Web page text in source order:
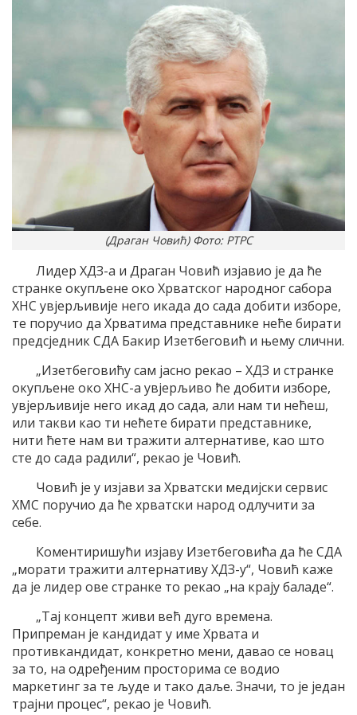
(Драган Човић) Фото: РТРС
Лидер ХДЗ-а и Драган Човић изјавио је да ће
странке окупљене око Хрватског народног сабора
ХНС увјерљивије него икада до сада добити изборе,
те поручио да Хрватима представнике неће бирати
предсједник СДА Бакир Изетбеговић и њему слични.
„Изетбеговићу сам јасно рекао – ХДЗ и странке
окупљене око ХНС-а увјерљиво ће добити изборе,
увјерљивије него икад до сада, али нам ти нећеш,
или такви као ти нећете бирати представнике,
нити ћете нам ви тражити алтернативе, као што
сте до сада радили“, рекао је Човић.
Човић је у изјави за Хрватски медијски сервис
ХМС поручио да ће хрватски народ одлучити за
себе.
Коментиришући изјаву Изетбеговића да ће СДА
„морати тражити алтернативу ХДЗ-у“, Човић каже
да је лидер ове странке то рекао „на крају баладе“.
„Тај концепт живи већ дуго времена.
Припреман је кандидат у име Хрвата и
противкандидат, конкретно мени, давао се новац
за то, на одређеним просторима се водио
маркетинг за те људе и тако даље. Значи, то је један
трајни процес“, рекао је Човић.